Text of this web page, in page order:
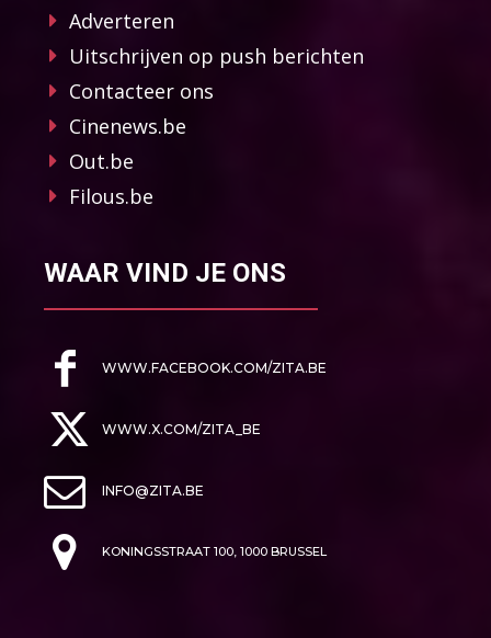
Adverteren
Uitschrijven op push berichten
Contacteer ons
Cinenews.be
Out.be
Filous.be
WAAR VIND JE ONS
WWW.FACEBOOK.COM/ZITA.BE
WWW.X.COM/ZITA_BE
INFO@ZITA.BE
KONINGSSTRAAT 100, 1000 BRUSSEL